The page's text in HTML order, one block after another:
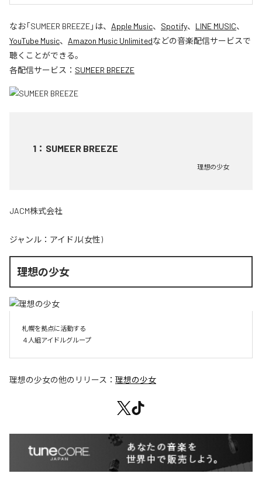
なお「SUMEER BREEZE」は、 Apple Music、 Spotify、 LINE MUSIC、
YouTube Music、 Amazon Music Unlimitedなどの音楽配信サービスで
聴くことができる。
各配信サービス： SUMEER BREEZE
1 ： SUMEER BREEZE
理想の少女
JACM株式会社
ジャンル： アイドル(女性)
理想の少女
札幌を拠点に活動する
４人組アイドルグループ
理想の少女の他のリリース： 理想の少女